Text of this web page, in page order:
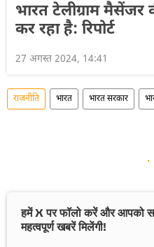
भारत टेलीग्राम मैसेंजर
कर रहा है: रिपोर्ट
27 अगस्त 2024, 14:41
राजनीति भारत भारत सरकार
हमें X पर फॉलो करें और आपको
महत्वपूर्ण खबरें मिलेंगी!